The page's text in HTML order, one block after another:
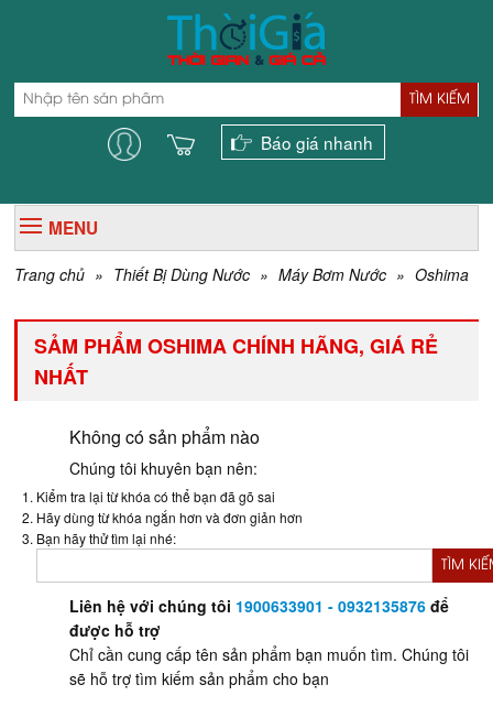
TÌM KIẾM
Báo giá nhanh
MENU
Trang chủ » Thiết Bị Dùng Nước » Máy Bơm Nước » Oshima
SẢM PHẨM OSHIMA CHÍNH HÃNG, GIÁ RẺ
NHẤT
Không có sản phẩm nào
Chúng tôi khuyên bạn nên:
Kiểm tra lại từ khóa có thể bạn đã gõ sai
Hãy dùng từ khóa ngắn hơn và đơn giản hơn
Bạn hãy thử tìm lại nhé:
TÌM
Liên hệ với chúng tôi 1900633901 - 0932135876 để
được hỗ trợ
Chỉ cần cung cấp tên sản phẩm bạn muốn tìm. Chúng tôi
sẽ hỗ trợ tìm kiếm sản phẩm cho bạn